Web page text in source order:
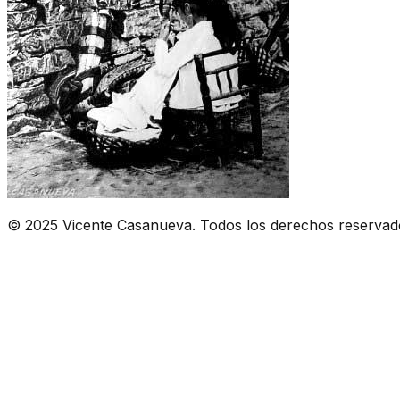
© 2025 Vicente Casanueva. Todos los derechos